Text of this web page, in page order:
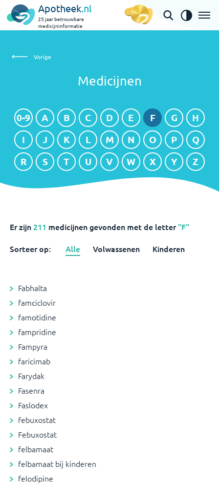
Apotheek.nl
25 jaar betrouwbare
medicijninformatie
Vorige
Medicijnen
0-9 A B C D E F G
H
I
J K L M N O P
Q
R
S T U V W X Y Z
Er zijn 211 medicijnengevonden met de letter"F"
Sorteer op: Alle Volwassenen Kinderen
Fabhalta
famciclovir
famotidine
fampridine
Fampyra
faricimab
Farydak
Fasenra
Faslodex
febuxostat
Febuxostat
felbamaat
felbamaat bij kinderen
felodipine